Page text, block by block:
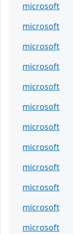
microsoft
microsoft
microsoft
microsoft
microsoft
microsoft
microsoft
microsoft
microsoft
microsoft
microsoft
microsoft